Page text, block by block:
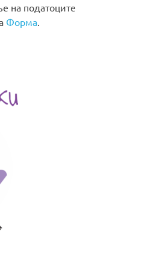
на податоците
Форма